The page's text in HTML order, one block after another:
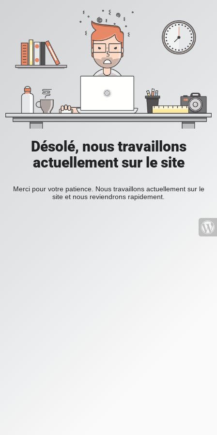
Désolé, nous travaillons
actuellement sur le site
Merci pour votre patience. Nous travaillons actuellement sur le
site et nous reviendrons rapidement.